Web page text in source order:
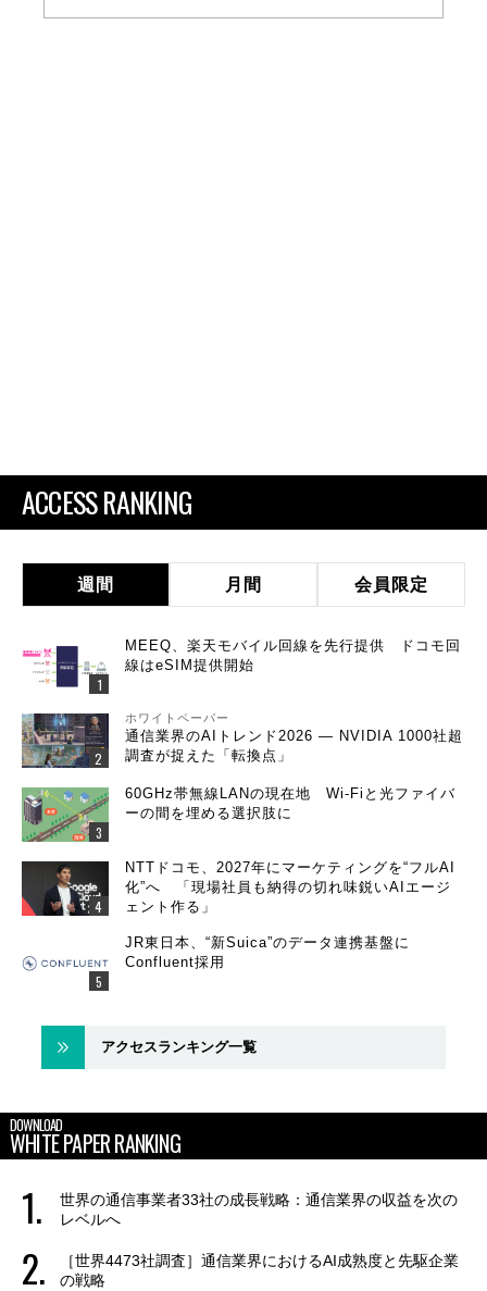
ACCESS RANKING
週間 月間 会員限定
MEEQ、楽天モバイル回線を先行提供 ドコモ回
線はeSIM提供開始
ホワイトペーパー
通信業界のAIトレンド2026 ― NVIDIA 1000社超
調査が捉えた「転換点」
60GHz帯無線LANの現在地 Wi-Fiと光ファイバ
ーの間を埋める選択肢に
NTTドコモ、2027年にマーケティングを“フルAI
化”へ 「現場社員も納得の切れ味鋭いAIエージ
ェント作る」
JR東日本、“新Suica”のデータ連携基盤に
Confluent採用
アクセスランキング一覧
DOWNLOAD
WHITE PAPER RANKING
世界の通信事業者33社の成長戦略：通信業界の収益を次の
レベルへ
［世界4473社調査］通信業界におけるAI成熟度と先駆企業
の戦略